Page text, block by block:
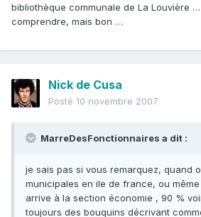
bibliothèque communale de La Louvière
comprendre, mais bon …
Nick de Cusa
Posté 10 novembre 2007
MarreDesFonctionnaires a dit :
je sais pas si vous remarquez, quand
municipales en ile de france, ou
arrive à la section économie , 90 %
toujours des bouquins décrivant